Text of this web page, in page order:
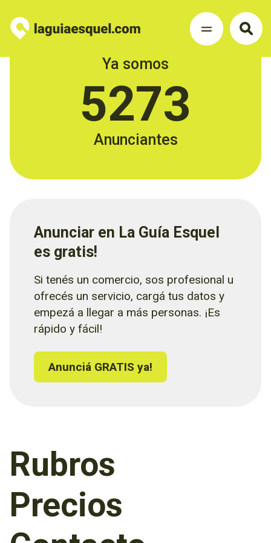
Ya somos
5273
Anunciantes
Anunciar en La Guía Esquel
es gratis!
Si tenés un comercio, sos profesional u
ofrecés un servicio, cargá tus datos y
empezá a llegar a más personas. ¡Es
rápido y fácil!
Anunciá GRATIS ya!
Rubros
Precios